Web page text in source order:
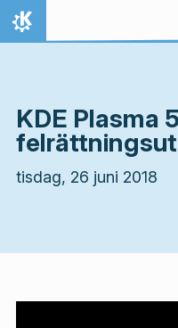
Gå till innehåll
Hem
KDE Plasma
tisdag, 26 juni 2018